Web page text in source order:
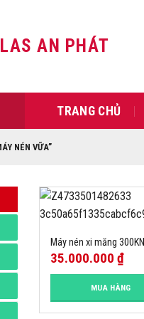
AN PHÁT
TRANG CHỦ
NÉN VỮA”
Máy nén xi măng 300KN
35.000.000 ₫
MUA HÀNG